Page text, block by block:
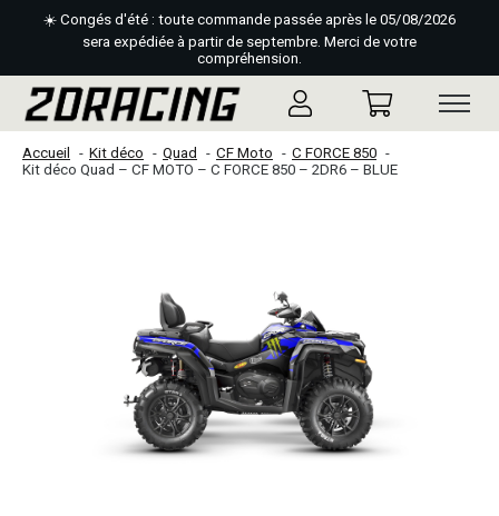
☀️ Congés d'été : toute commande passée après le 05/08/2026
sera expédiée à partir de septembre. Merci de votre
compréhension.
Accueil Kit déco Quad CF Moto
C FORCE 850
Kit déco Quad – CF MOTO – C FORCE 850 – 2DR6 – BLUE